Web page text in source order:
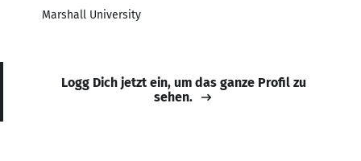
Marshall University
Logg Dich jetzt ein, um das ganze Profil zu
sehen.